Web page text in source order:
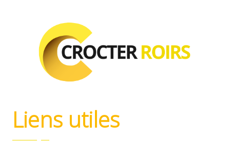
Liens utiles